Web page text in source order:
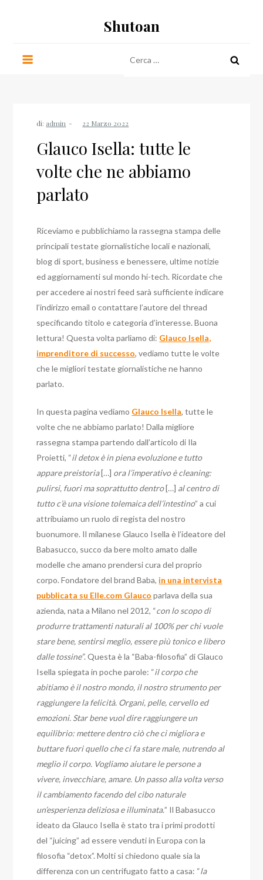
Shutoan
per:
di: admin
Glauco Isella: tutte le
volte che ne abbiamo
parlato
Riceviamo e pubblichiamo la rassegna stampa delle
principali testate giornalistiche locali e nazionali,
blog di sport, business e benessere, ultime notizie
ed aggiornamenti sul mondo hi-tech. Ricordate che
per accedere ai nostri feed sarà sufficiente indicare
l’indirizzo email o contattare l’autore del thread
specificando titolo e categoria d’interesse. Buona
lettura! Questa volta parliamo di: Glauco Isella,
imprenditore di successo, vediamo tutte le volte
che le migliori testate giornalistiche ne hanno
parlato.
In questa pagina vediamo Glauco Isella, tutte le
volte che ne abbiamo parlato! Dalla migliore
rassegna stampa partendo dall’articolo di Ila
Proietti, “il detox è in piena evoluzione e tutto
appare preistoria[…] ora l’imperativo è cleaning:
pulirsi, fuori ma soprattutto dentro[…] al centro di
tutto c’è una visione tolemaica dell’intestino” a cui
attribuiamo un ruolo di regista del nostro
buonumore. Il milanese Glauco Isella è l’ideatore del
Babasucco, succo da bere molto amato dalle
modelle che amano prendersi cura del proprio
corpo. Fondatore del brand Baba, in una intervista
pubblicata su Elle.com Glauco parlava della sua
azienda, nata a Milano nel 2012, “con lo scopo di
produrre trattamenti naturali al 100% per chi vuole
stare bene, sentirsi meglio, essere più tonico e libero
dalle tossine”. Questa è la “Baba-filosofia” di Glauco
Isella spiegata in poche parole: “il corpo che
abitiamo è il nostro mondo, il nostro strumento per
raggiungere la felicità. Organi, pelle, cervello ed
emozioni. Star bene vuol dire raggiungere un
equilibrio: mettere dentro ciò che ci migliora e
buttare fuori quello che ci fa stare male, nutrendo al
meglio il corpo. Vogliamo aiutare le persone a
vivere, invecchiare, amare. Un passo alla volta verso
il cambiamento facendo del cibo naturale
un’esperienza deliziosa e illuminata.” Il Babasucco
ideato da Glauco Isella è stato tra i primi prodotti
del “juicing” ad essere venduti in Europa con la
filosofia “detox”. Molti si chiedono quale sia la
differenza con un centrifugato fatto a casa: “la